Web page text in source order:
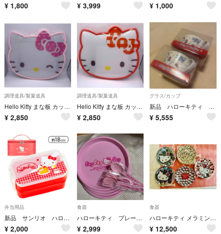
¥ 1,800 ¥ 3,999 ¥ 1,000
調理道具/製菓道具
Hello Kitty まな板 カッティングボード
¥ 2,850
調理道具/製菓道具
Hello Kitty まな板 カッティングボード
¥ 2,850
グラス/カップ
新品 ハローキティ Hello Kitty BIG マグカップ 2個セット
¥ 5,555
弁当用品
新品 サンリオ ハローキティ ティータイム保冷バッグ付きランチボックス
¥ 2,000
食器
ハローキティ プレート4枚&スプーンとフォークセット2組 ピンク
¥ 2,999
食器
ハローキティ メラミンプレート 海外ver. 20年前 5枚セット レア
¥ 12,500